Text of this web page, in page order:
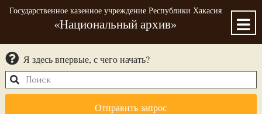
Государственное казенное учреждение Республики Хакасия
«Национальный архив»
Я здесь впервые, с чего начать?
Отправить запрос